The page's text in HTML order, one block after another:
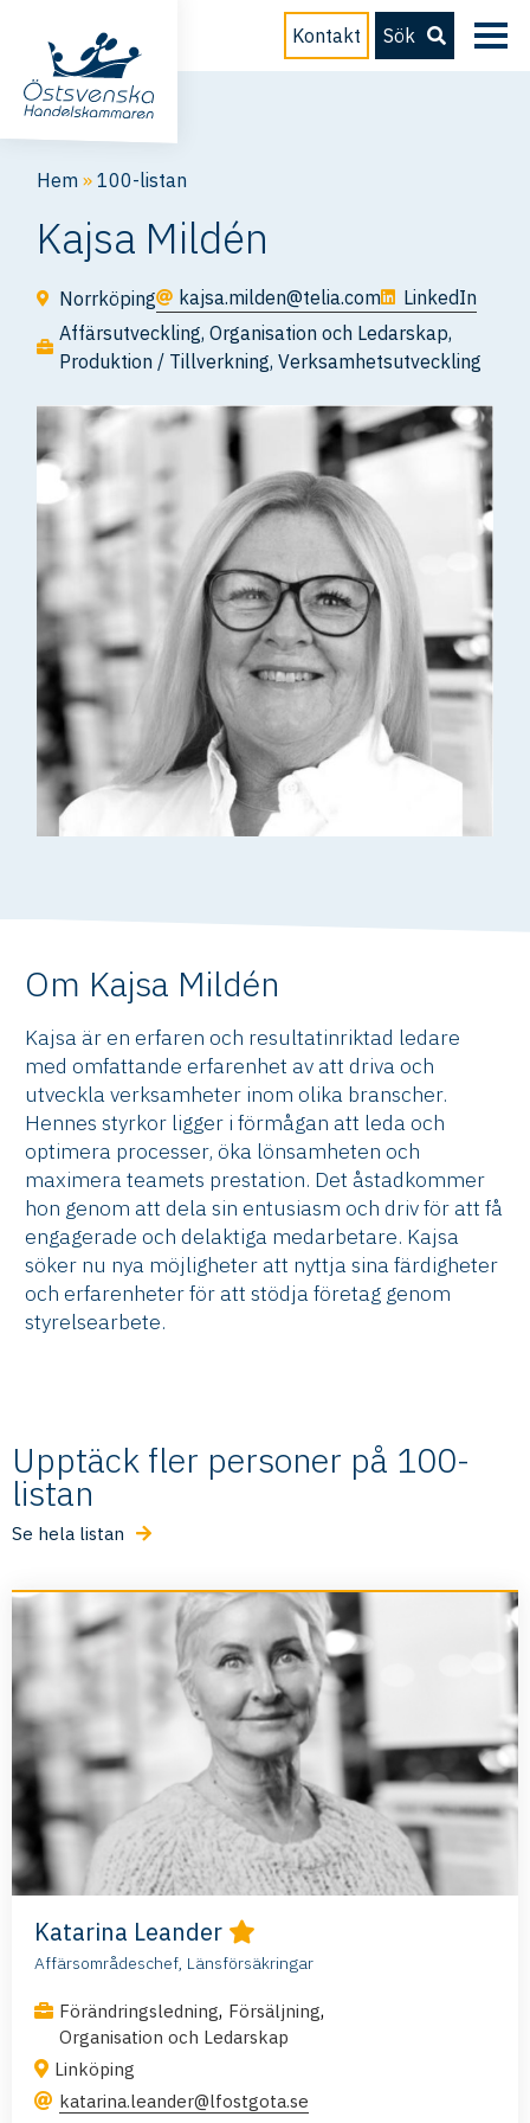
Kontakt Sök
Hem »100-listan
Kajsa Mildén
Norrköping kajsa.milden@telia.com
LinkedIn
Affärsutveckling,Organisation och Ledarskap,
Produktion / Tillverkning,Verksamhetsutveckling
Om Kajsa Mildén
Kajsa är en erfaren och resultatinriktad ledare
med omfattande erfarenhet av att driva och
utveckla verksamheter inom olika branscher.
Hennes styrkor ligger i förmågan att leda och
optimera processer, öka lönsamheten och
maximera teamets prestation. Det åstadkommer
hon genom att dela sin entusiasm och driv för att få
engagerade och delaktiga medarbetare. Kajsa
söker nu nya möjligheter att nyttja sina färdigheter
och erfarenheter för att stödja företag genom
styrelsearbete.
Upptäck fler personer på 100-
listan
Se hela listan
Katarina Leander
Affärsområdeschef, Länsförsäkringar
Förändringsledning, Försäljning,
Organisation och Ledarskap
Linköping
katarina.leander@lfostgota.se